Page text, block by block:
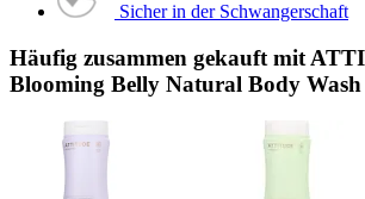
Sicher in der Schwangerschaft
Häufig zusammen gekauft mit
Blooming Belly Natural Body